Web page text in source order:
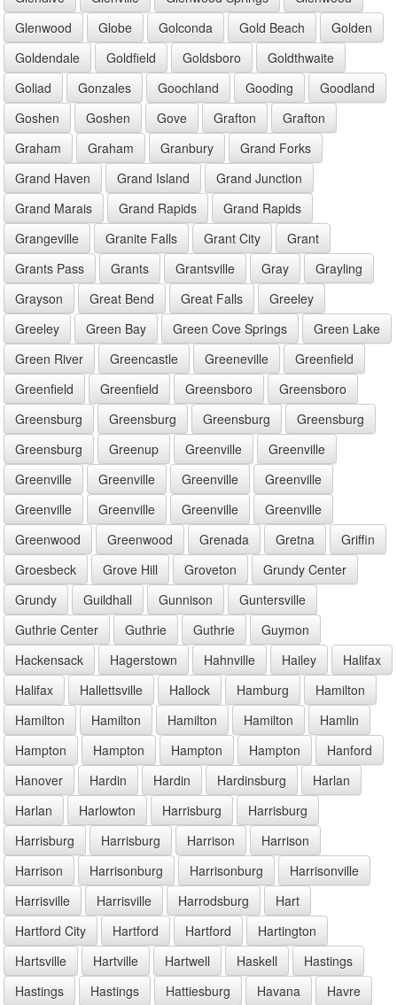
Glenwood
Globe Golconda Gold Beach
Golden
Goldendale
Goldfield Goldsboro
Goldthwaite
Goliad
Gonzales Goochland Gooding
Goodland
Goshen
Goshen Gove Grafton
Grafton
Graham
Graham Granbury
Grand Forks
Grand Haven
Grand Island
Grand Junction
Grand Marais
Grand Rapids
Grand Rapids
Grangeville
Granite Falls Grant City
Grant
Grants Pass
Grants Grantsville Gray
Grayling
Grayson
Great Bend Great Falls
Greeley
Greeley
Green Bay Green Cove Springs
Green Lake
Green River
Greencastle Greeneville
Greenfield
Greenfield
Greenfield Greensboro
Greensboro
Greensburg
Greensburg Greensburg
Greensburg
Greensburg
Greenup Greenville
Greenville
Greenville
Greenville Greenville
Greenville
Greenville
Greenville Greenville
Greenville
Greenwood
Greenwood Grenada Gretna
Griffin
Groesbeck
Grove Hill Groveton
Grundy Center
Grundy
Guildhall Gunnison
Guntersville
Guthrie Center
Guthrie Guthrie
Guymon
Hackensack
Hagerstown Hahnville Hailey
Halifax
Halifax
Hallettsville Hallock Hamburg
Hamilton
Hamilton
Hamilton Hamilton Hamilton
Hamlin
Hampton
Hampton Hampton Hampton
Hanford
Hanover
Hardin Hardin Hardinsburg
Harlan
Harlan
Harlowton Harrisburg
Harrisburg
Harrisburg
Harrisburg Harrison
Harrison
Harrison
Harrisonburg Harrisonburg
Harrisonville
Harrisville
Harrisville Harrodsburg
Hart
Hartford City
Hartford Hartford
Hartington
Hartsville
Hartville Hartwell Haskell
Hastings
Hastings
Hastings Hattiesburg Havana
Havre